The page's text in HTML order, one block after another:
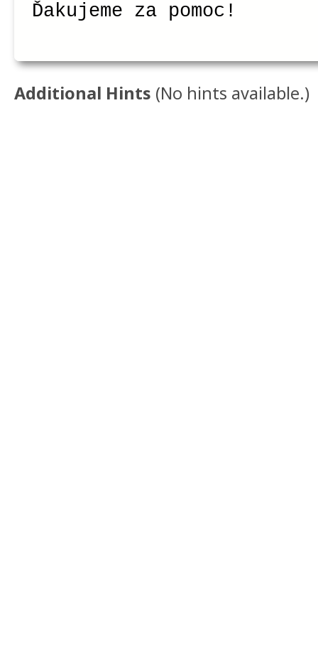
Ďakujeme za pomoc!
Additional Hints (No hints available.)